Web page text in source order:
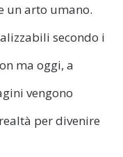
un arto umano.
secondo i
ma oggi, a
vengono
per divenire